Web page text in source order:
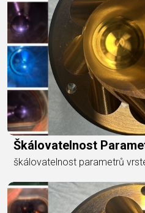
Škálovatelnost
škálovatelnost parametrů